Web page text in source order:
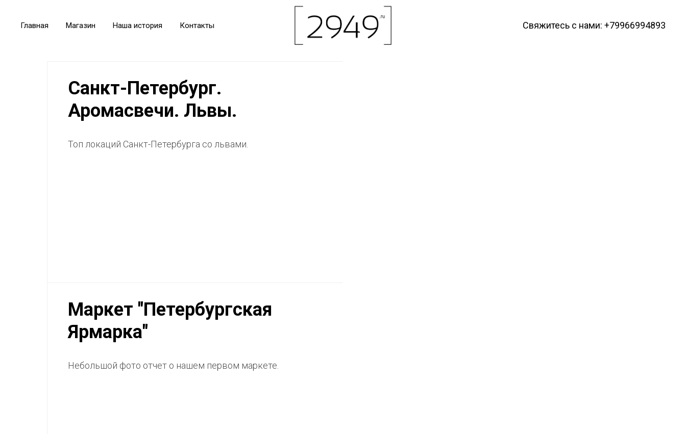
Главная Магазин Наша история Контакты Свяжитесь с нами: +79966994893
Санкт-Петербург.
Аромасвечи. Львы.
Топ локаций Санкт-Петербурга со львами.
Маркет "Петербургская
Ярмарка"
Небольшой фото отчет о нашем первом маркете.